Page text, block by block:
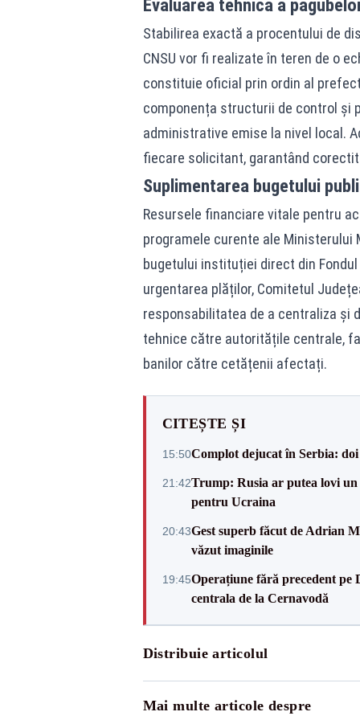
Evaluarea tehnică a
Stabilirea exactă a procentului de
CNSU vor fi realizate în teren de o
constituie oficial prin ordin al
componența structurii de control și
administrative emise la nivel local.
fiecare solicitant, garantând
Suplimentarea bugetului
Resursele financiare vitale pentru
programele curente ale
bugetului instituției direct din
urgentarea plăților, Comitetul
responsabilitatea de a centraliza și
tehnice către autoritățile centrale,
banilor către cetățenii afectați.
CITEȘTE ȘI
15:50Complot dejucat în Serbia:
21:42Trump: Rusia ar putea lovi un
pentru Ucraina
20:43Gest superb făcut de Adrian
văzut imaginile
19:45Operațiune fără precedent pe
centrala de la Cernavodă
Distribuie articolul
Mai multe articole despre